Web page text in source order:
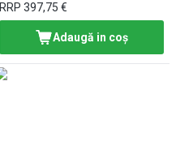
RRP397,75 €
Adaugă in coş